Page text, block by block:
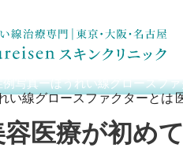
い線グロースファクターとは
例写真ーほうれい線グロースフ
容医療が初め